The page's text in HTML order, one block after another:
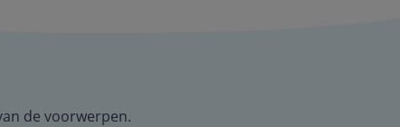
de voorwerpen.